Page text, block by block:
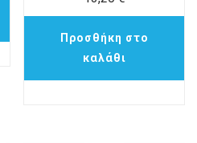
Προσθήκη στο
καλάθι